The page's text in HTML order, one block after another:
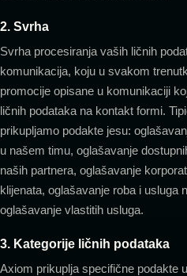
2. Svrha
Svrha procesiranja vaših ličnih
komunikacija, koju u svakom
promocije opisane u komunikaciji
ličnih podataka na kontakt formi.
prikupljamo podakte jesu:
u našem timu, oglašavanje
naših partnera, oglašavanje
klijenata, oglašavanje roba i usluga
oglašavanje vlastitih usluga.
3. Kategorije ličnih podataka
Axiom prikuplja specifične podakte